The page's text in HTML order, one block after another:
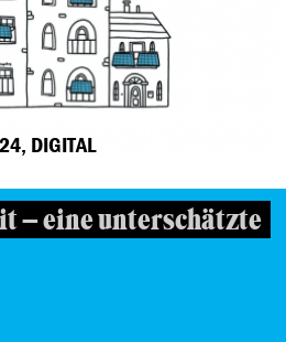
DIGITAL
– eine unterschätzte